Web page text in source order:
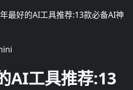
最好的AI工具推荐:13款必备AI神
AI工具推荐:13